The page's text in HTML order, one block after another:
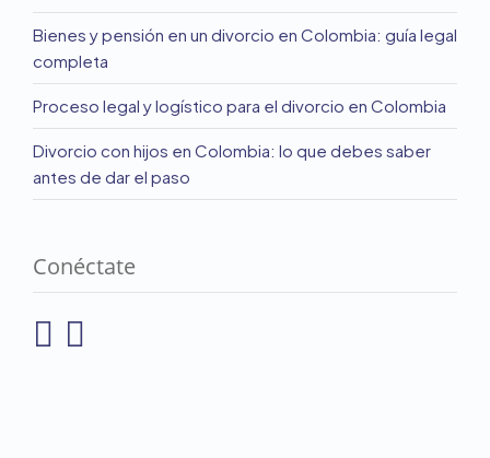
Bienes y pensión en un divorcio en Colombia: guía legal
completa
Proceso legal y logístico para el divorcio en Colombia
Divorcio con hijos en Colombia: lo que debes saber
antes de dar el paso
Conéctate